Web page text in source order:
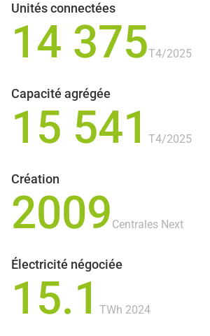
Unités connectées
14 375T4/2025
Capacité agrégée
15 541 T4/2025
Création
2009 Centrales Next
Électricité négociée
15.1 TWh 2024